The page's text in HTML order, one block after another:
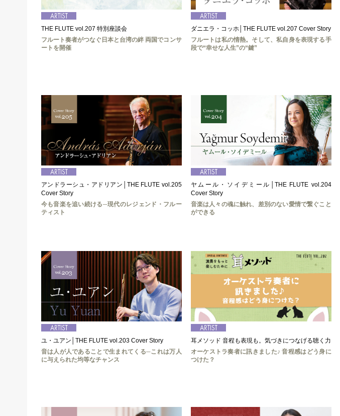
THE FLUTE vol.207 特別座談会
フルート奏者がつなぐ日本と台湾の絆 両国でコンサ
ートを開催
ダニエラ・コッホ│THE FLUTE vol.207 Cover Story
フルートは私の情熱。そして、私自身を表現する手
段で“幸せな人生”の“鍵”
アンドラーシュ・アドリアン│THE FLUTE vol.205
Cover Story
今も音楽を追い続ける─現代のレジェンド・フルー
ティスト
ヤムール・ソイデミール│THE FLUTE vol.204
Cover Story
音楽は人々の魂に触れ、差別のない愛情で繋ぐこと
ができる
ユ・ユアン│THE FLUTE vol.203 Cover Story
音は人が人であることで生まれてくる─これは万人
に与えられた均等なチャンス
耳メソッド 音程も表現も。気づきにつなげる聴く力
オーケストラ奏者に訊きました♪ 音程感はどう身に
つけた？